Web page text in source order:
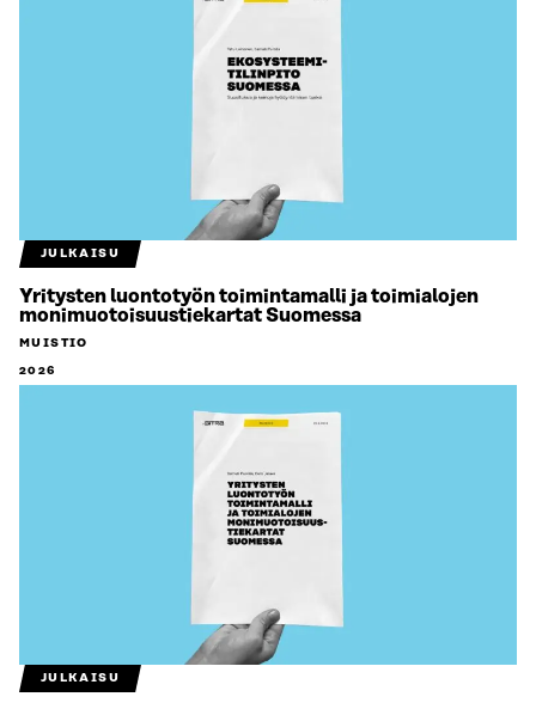
JULKAISU
Yritysten luontotyön toimintamalli ja toimialojen
monimuotoisuustiekartat Suomessa
MUISTIO
2026
JULKAISU